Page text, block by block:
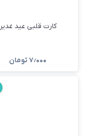
کارت قلبی عید غدیر
۷٫۰۰۰ تومان